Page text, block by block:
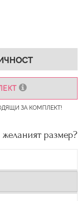
ЗА КОМПЛЕКТ!
размер?